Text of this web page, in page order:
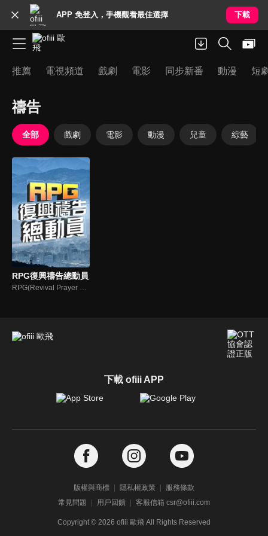
APP 免登入，手機觀看最佳選擇 下載
推薦 電視頻道 戲劇 電影 同步新番 動漫 短
禱告
全部 戲劇 電影 動漫 兒童 綜藝
RPG復興禱告總動員
RPG(Revival Prayer Group復興禱告小組)，只要三個人聚集就可以禱告。由寇紹恩牧師特別參與製作、主持，讓見證複製見證，使聽聞中的神蹟奇事，成為你我的經歷，進而翻轉迎向復興！
下載 ofiii APP
版權與商標 隱私權政策
服務條款
常見問題
用戶回饋 客服信箱 csr@ofiii.com
Copyright © 2026 ofiii 歐飛 All Rights Reserved